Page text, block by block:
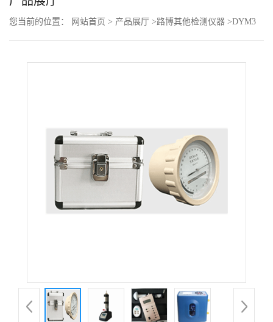
公
品
您当前的位置： 网站首页 > 产品展厅 >路博其他检测仪器 >DYM3